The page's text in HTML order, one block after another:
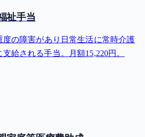
祉手当
度の障害があり日常生活に常時介護
給される手当。月額15,220円。